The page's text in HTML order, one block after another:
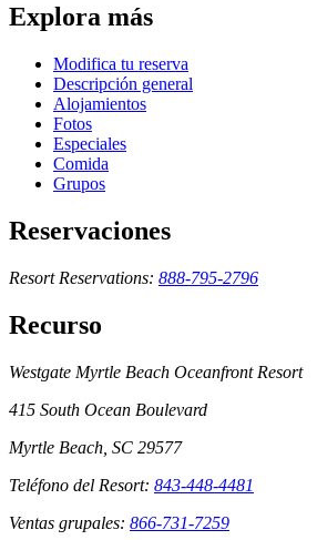
Explora más
Modifica tu reserva
Descripción general
Alojamientos
Fotos
Especiales
Comida
Grupos
Reservaciones
Resort Reservations: 888-795-2796
Recurso
Westgate Myrtle Beach Oceanfront Resort
415 South Ocean Boulevard
Myrtle Beach, SC 29577
Teléfono del Resort: 843-448-4481
Ventas grupales: 866-731-7259